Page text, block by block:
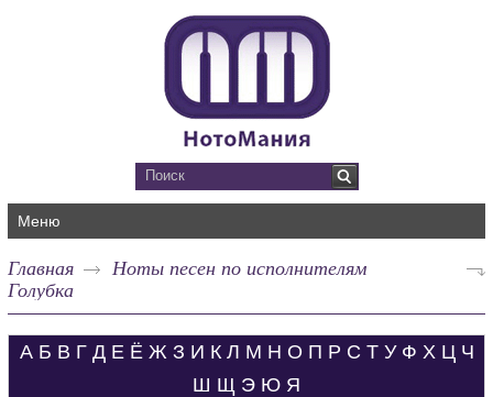
Меню
Главная
Ноты песен по исполнителям
Голубка
А Б В Г Д Е Ё Ж З И К Л М Н О П Р С Т У Ф Х Ц Ч
Ш Щ Э Ю Я